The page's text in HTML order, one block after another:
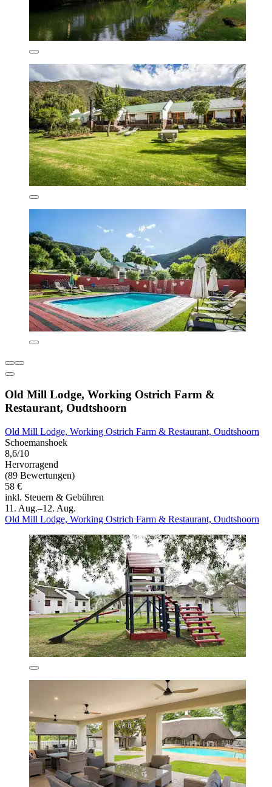
Old Mill Lodge, Working Ostrich Farm &
Restaurant, Oudtshoorn
Old Mill Lodge, Working Ostrich Farm & Restaurant, Oudtshoorn
Schoemanshoek
8,6/10
Hervorragend
(89 Bewertungen)
58 €
inkl. Steuern & Gebühren
11. Aug.–12. Aug.
Old Mill Lodge, Working Ostrich Farm & Restaurant, Oudtshoorn